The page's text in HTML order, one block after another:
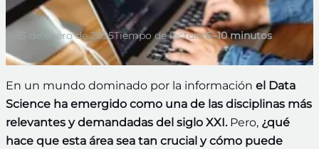
15 de enero de 2025Tiempo de lectura:6–10 minutos
En un mundo dominado por la información el Data
Science ha emergido como una de las disciplinas más
relevantes y demandadas del siglo XXI.Pero, ¿qué
hace que esta área sea tan crucial y cómo puede